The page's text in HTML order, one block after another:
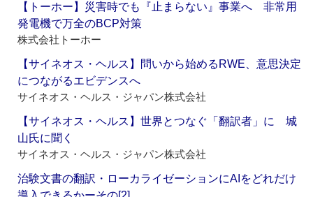
【トーホー】災害時でも『止まらない』事業へ 非常用
発電機で万全のBCP対策
株式会社トーホー
【サイネオス・ヘルス】問いから始めるRWE、意思決定
につながるエビデンスへ
サイネオス・ヘルス・ジャパン株式会社
【サイネオス・ヘルス】世界とつなぐ「翻訳者」に 城
山氏に聞く
サイネオス・ヘルス・ジャパン株式会社
治験文書の翻訳・ローカライゼーションにAIをどれだけ